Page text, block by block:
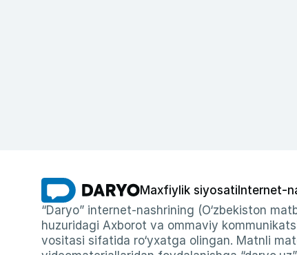
Maxfiylik siyosati Internet-
“Daryo” internet-nashrining (O‘zbekiston
huzuridagi Axborot va ommaviy
vositasi sifatida ro‘yxatga olingan. Matnli